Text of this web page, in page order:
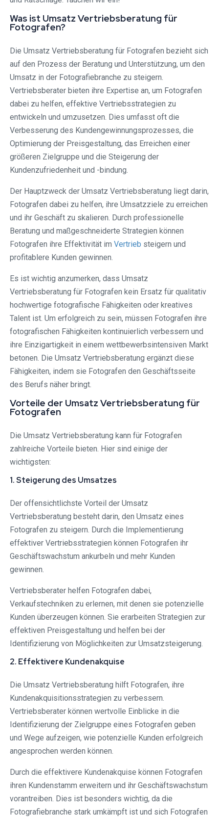
Was ist Umsatz Vertriebsberatung für
Fotografen?
Die Umsatz Vertriebsberatung für Fotografen bezieht sich
auf den Prozess der Beratung und Unterstützung, um den
Umsatz in der Fotografiebranche zu steigern.
Vertriebsberater bieten ihre Expertise an, um Fotografen
dabei zu helfen, effektive Vertriebsstrategien zu
entwickeln und umzusetzen. Dies umfasst oft die
Verbesserung des Kundengewinnungsprozesses, die
Optimierung der Preisgestaltung, das Erreichen einer
größeren Zielgruppe und die Steigerung der
Kundenzufriedenheit und -bindung.
Der Hauptzweck der Umsatz Vertriebsberatung liegt darin,
Fotografen dabei zu helfen, ihre Umsatzziele zu erreichen
und ihr Geschäft zu skalieren. Durch professionelle
Beratung und maßgeschneiderte Strategien können
Fotografen ihre Effektivität im Vertrieb steigern und
profitablere Kunden gewinnen.
Es ist wichtig anzumerken, dass Umsatz
Vertriebsberatung für Fotografen kein Ersatz für qualitativ
hochwertige fotografische Fähigkeiten oder kreatives
Talent ist. Um erfolgreich zu sein, müssen Fotografen ihre
fotografischen Fähigkeiten kontinuierlich verbessern und
ihre Einzigartigkeit in einem wettbewerbsintensiven Markt
betonen. Die Umsatz Vertriebsberatung ergänzt diese
Fähigkeiten, indem sie Fotografen den Geschäftsseite
des Berufs näher bringt.
Vorteile der Umsatz Vertriebsberatung für
Fotografen
Die Umsatz Vertriebsberatung kann für Fotografen
zahlreiche Vorteile bieten. Hier sind einige der
wichtigsten:
1. Steigerung des Umsatzes
Der offensichtlichste Vorteil der Umsatz
Vertriebsberatung besteht darin, den Umsatz eines
Fotografen zu steigern. Durch die Implementierung
effektiver Vertriebsstrategien können Fotografen ihr
Geschäftswachstum ankurbeln und mehr Kunden
gewinnen.
Vertriebsberater helfen Fotografen dabei,
Verkaufstechniken zu erlernen, mit denen sie potenzielle
Kunden überzeugen können. Sie erarbeiten Strategien zur
effektiven Preisgestaltung und helfen bei der
Identifizierung von Möglichkeiten zur Umsatzsteigerung.
2. Effektivere Kundenakquise
Die Umsatz Vertriebsberatung hilft Fotografen, ihre
Kundenakquisitionsstrategien zu verbessern.
Vertriebsberater können wertvolle Einblicke in die
Identifizierung der Zielgruppe eines Fotografen geben
und Wege aufzeigen, wie potenzielle Kunden erfolgreich
angesprochen werden können.
Durch die effektivere Kundenakquise können Fotografen
ihren Kundenstamm erweitern und ihr Geschäftswachstum
vorantreiben. Dies ist besonders wichtig, da die
Fotografiebranche stark umkämpft ist und sich Fotografen